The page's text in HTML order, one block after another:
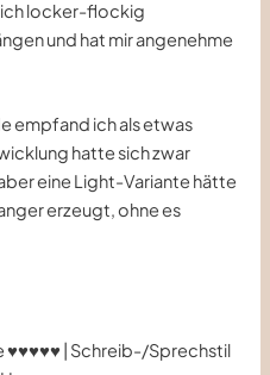
locker-flockig
und hat mir angenehme
empfand ich als etwas
hatte sich zwar
eine Light-Variante hätte
erzeugt, ohne es
♥♥♥♥♥ | Schreib-/Sprechstil